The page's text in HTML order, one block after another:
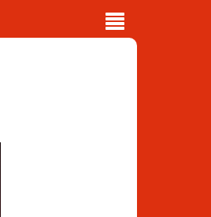
Toggle